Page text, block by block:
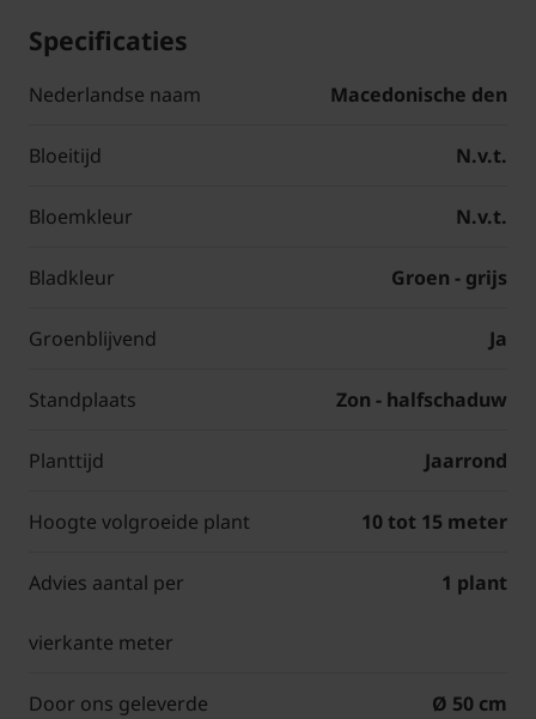
Specificaties
Nederlandse naam Macedonische den
Bloeitijd N.v.t.
Bloemkleur N.v.t.
Bladkleur Groen - grijs
Groenblijvend Ja
Standplaats Zon - halfschaduw
Planttijd Jaarrond
Hoogte volgroeide plant 10 tot 15 meter
Advies aantal per
vierkante meter
1 plant
Door ons geleverde Ø 50 cm